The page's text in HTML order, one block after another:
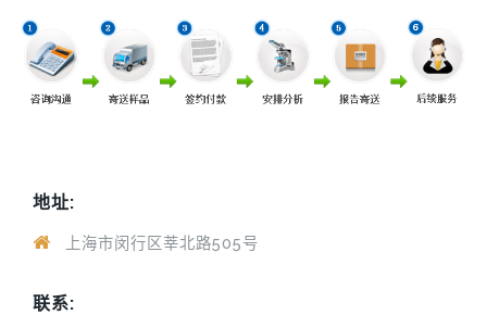
地址:
上海市闵行区莘北路505号
联系: